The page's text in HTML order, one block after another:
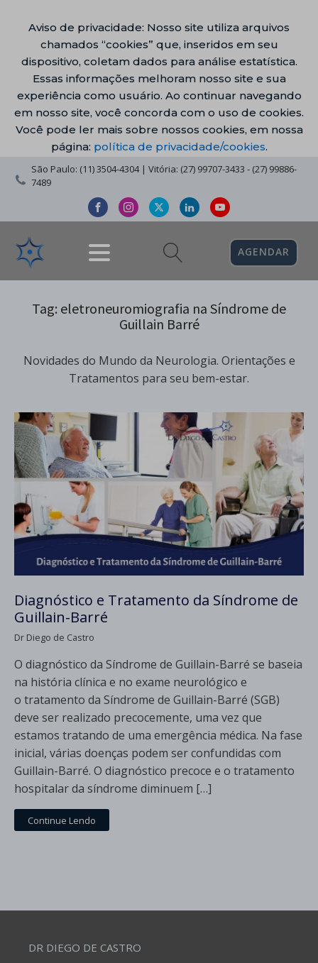
Aviso de privacidade: Nosso site utiliza arquivos
chamados “cookies” que, inseridos em seu
dispositivo, coletam dados para análise estatística.
Essas informações melhoram nosso site e sua
experiência como usuário. Ao continuar navegando
em nosso site, você concorda com o uso de cookies.
Você pode ler mais sobre nossos cookies, em nossa
página: política de privacidade/cookies.
São Paulo: (11) 3504-4304 | Vitória: (27) 99707-3433 - (27) 99886-
7489
AGENDAR
Tag: eletroneuromiografia na Síndrome de
Guillain Barré
Novidades do Mundo da Neurologia. Orientações e
Tratamentos para seu bem-estar.
Diagnóstico e Tratamento da Síndrome de
Guillain-Barré
Dr Diego de Castro
O diagnóstico da Síndrome de Guillain-Barré se baseia
na história clínica e no exame neurológico e
o tratamento da Síndrome de Guillain-Barré (SGB)
deve ser realizado precocemente, uma vez que
estamos tratando de uma emergência médica. Na fase
inicial, várias doenças podem ser confundidas com
Guillain-Barré. O diagnóstico precoce e o tratamento
hospitalar da síndrome diminuem […]
Continue Lendo
DR DIEGO DE CASTRO